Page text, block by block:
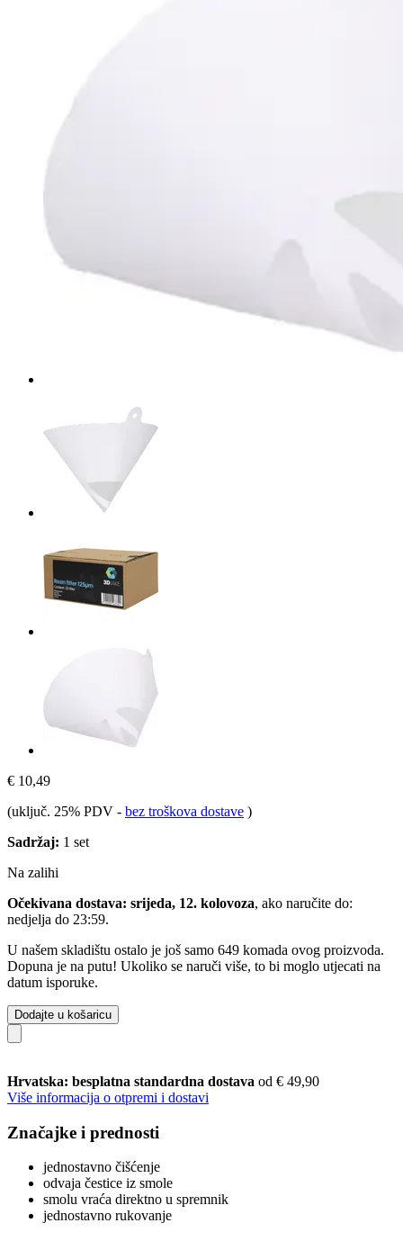
€ 10,49
(uključ. 25% PDV - bez troškova dostave )
Sadržaj: 1 set
Na zalihi
Očekivana dostava: srijeda, 12. kolovoza, ako naručite do:
nedjelja do 23:59.
U našem skladištu ostalo je još samo 649 komada ovog proizvoda.
Dopuna je na putu! Ukoliko se naruči više, to bi moglo utjecati na
datum isporuke.
Dodajte u košaricu
Hrvatska: besplatna standardna dostava od € 49,90
Više informacija o otpremi i dostavi
Značajke i prednosti
jednostavno čišćenje
odvaja čestice iz smole
smolu vraća direktno u spremnik
jednostavno rukovanje